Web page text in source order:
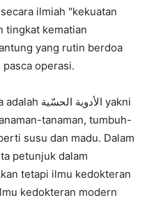
ilmiah "kekuatan
tingkat kematian
yang rutin berdoa
operasi.
adalah الأدوية الحسّية yakni
tanaman, tumbuh-
susu dan madu. Dalam
petunjuk dalam
tetapi ilmu kedokteran
kedokteran modern